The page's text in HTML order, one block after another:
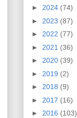
► 2024 (74)
► 2023 (87)
► 2022 (77)
► 2021 (36)
► 2020 (39)
► 2019 (2)
► 2018 (9)
► 2017 (16)
► 2016 (103)